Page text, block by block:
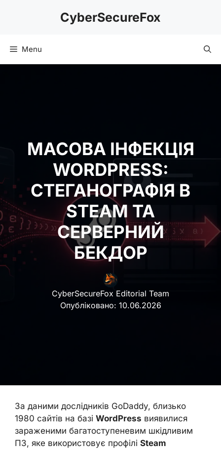
CyberSecureFox
Menu
МАСОВА ІНФЕКЦІЯ
WORDPRESS:
СТЕГАНОГРАФІЯ В
STEAM ТА
СЕРВЕРНИЙ
БЕКДОР
CyberSecureFox Editorial Team
Опубліковано: 10.06.2026
За даними дослідників GoDaddy, близько
1980 сайтів на базі WordPress виявилися
зараженими багатоступеневим шкідливим
ПЗ, яке використовує профілі Steam